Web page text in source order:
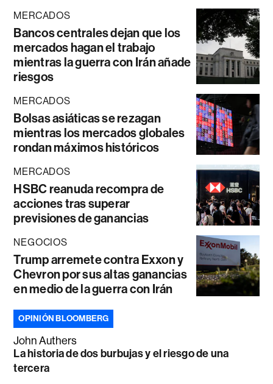
MERCADOS
Bancos centrales dejan que los
mercados hagan el trabajo
mientras la guerra con Irán añade
riesgos
MERCADOS
Bolsas asiáticas se rezagan
mientras los mercados globales
rondan máximos históricos
MERCADOS
HSBC reanuda recompra de
acciones tras superar
previsiones de ganancias
NEGOCIOS
Trump arremete contra Exxon y
Chevron por sus altas ganancias
en medio de la guerra con Irán
OPINIÓN BLOOMBERG
John Authers
La historia de dos burbujas y el riesgo de una
tercera